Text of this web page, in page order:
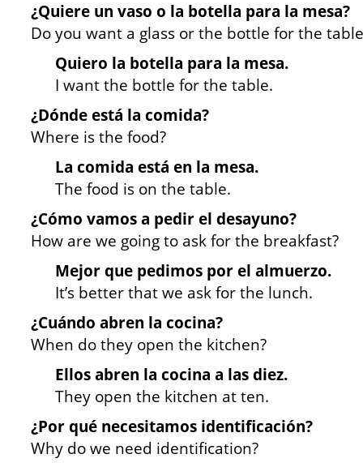
¿Quiere un vaso o la botella para la mesa?
Do you want a glass or the bottle for the
Quiero la botella para la mesa.
I want the bottle for the table.
¿Dónde está la comida?
Where is the food?
La comida está en la mesa.
The food is on the table.
¿Cómo vamos a pedir el desayuno?
How are we going to ask for the breakfast?
Mejor que pedimos por el almuerzo.
It’s better that we ask for the lunch.
¿Cuándo abren la cocina?
When do they open the kitchen?
Ellos abren la cocina a las diez.
They open the kitchen at ten.
¿Por qué necesitamos identificación?
Why do we need identification?